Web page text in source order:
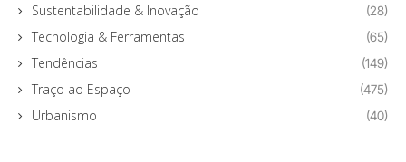
Sustentabilidade & Inovação (28)
Tecnologia & Ferramentas (65)
Tendências (149)
Traço ao Espaço (475)
Urbanismo (40)